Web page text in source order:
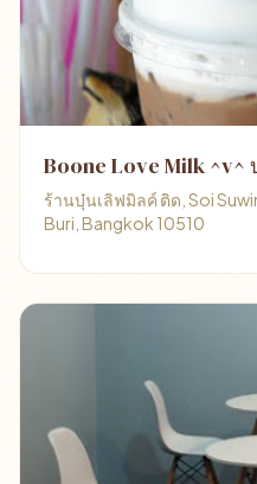
Boone Love Milk ^v^
ร้านบุ๋นเลิฟมิลค์ ติด, Soi
Buri, Bangkok 10510